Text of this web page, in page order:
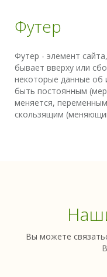
Футер
Футер - элемент
бывает вверху или
некоторые данные об
быть постоянным
меняется,
скользящим
Вы можете